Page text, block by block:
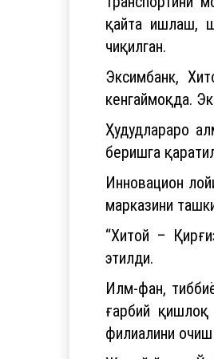
қайта ишлаш,
чиқилган.
Эксимбанк,
кенгаймоқда.
Ҳудудлараро
беришга
Инновацион
марказини
“Хитой –
этилди.
Илм-фан,
ғарбий қишлоқ
филиалини